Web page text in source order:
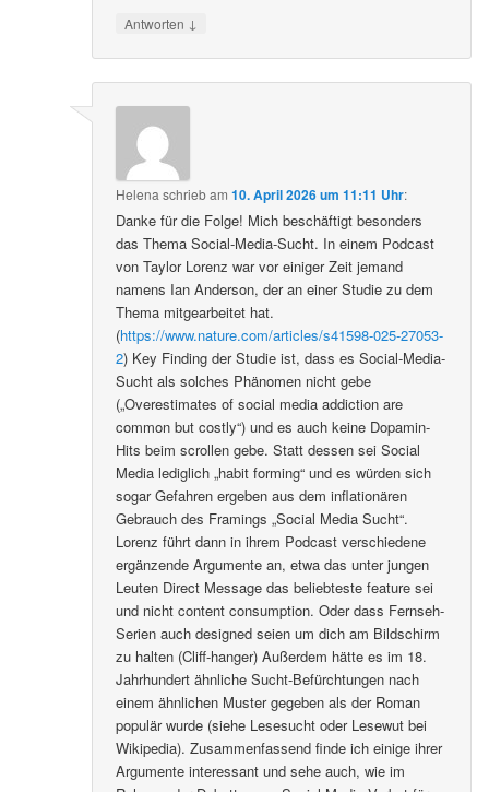
Antworten ↓
Helena schriebam10. April 2026 um 11:11 Uhr:
Danke für die Folge! Mich beschäftigt besonders
das Thema Social-Media-Sucht. In einem Podcast
von Taylor Lorenz war vor einiger Zeit jemand
namens Ian Anderson, der an einer Studie zu dem
Thema mitgearbeitet hat.
(https://www.nature.com/articles/s41598-025-27053-
2) Key Finding der Studie ist, dass es Social-Media-
Sucht als solches Phänomen nicht gebe
(„Overestimates of social media addiction are
common but costly“) und es auch keine Dopamin-
Hits beim scrollen gebe. Statt dessen sei Social
Media lediglich „habit forming“ und es würden sich
sogar Gefahren ergeben aus dem inflationären
Gebrauch des Framings „Social Media Sucht“.
Lorenz führt dann in ihrem Podcast verschiedene
ergänzende Argumente an, etwa das unter jungen
Leuten Direct Message das beliebteste feature sei
und nicht content consumption. Oder dass Fernseh-
Serien auch designed seien um dich am Bildschirm
zu halten (Cliff-hanger) Außerdem hätte es im 18.
Jahrhundert ähnliche Sucht-Befürchtungen nach
einem ähnlichen Muster gegeben als der Roman
populär wurde (siehe Lesesucht oder Lesewut bei
Wikipedia). Zusammenfassend finde ich einige ihrer
Argumente interessant und sehe auch, wie im